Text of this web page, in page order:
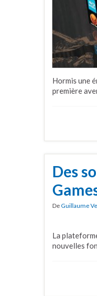
Hormis une
première
Des
DeGuillaume
La
nouvelles